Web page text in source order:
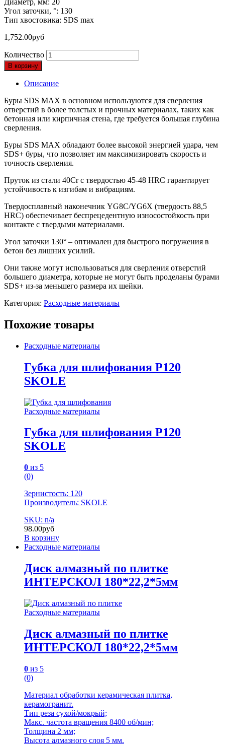
Угол заточки, °: 130
Тип хвостовика: SDS max
1,752.00руб
Количество
В корзину
Описание
Буры SDS MAX в основном используются для сверления
отверстий в более толстых и прочных материалах, таких как
бетонная или кирпичная стена, где требуется большая глубина
сверления.
Буры SDS MAX обладают более высокой энергией удара, чем
SDS+ буры, что позволяет им максимизировать скорость и
точность сверления.
Пруток из стали 40Cr с твердостью 45-48 HRC гарантирует
устойчивость к изгибам и вибрациям.
Твердосплавный наконечник YG8C/YG6X (твердость 88,5
HRC) обеспечивает беспрецедентную износостойкость при
контакте с твердыми материалами.
Угол заточки 130° – оптимален для быстрого погружения в
бетон без лишних усилий.
Они также могут использоваться для сверления отверстий
большего диаметра, которые не могут быть проделаны бурами
SDS+ из-за меньшего размера их шейки.
Категория: Расходные материалы
Похожие товары
Расходные материалы
Губка для шлифования Р120
SKOLE
Расходные материалы
Губка для шлифования Р120
SKOLE
0 из 5
(0)
Зернистость: 120
Производитель: SKOLE
SKU: n/a
98.00руб
В корзину
Расходные материалы
Диск алмазный по плитке
ИНТЕРСКОЛ 180*22,2*5мм
Расходные материалы
Диск алмазный по плитке
ИНТЕРСКОЛ 180*22,2*5мм
0 из 5
(0)
Материал обработки керамическая плитка,
керамогранит.
Тип реза сухой/мокрый;
Макс. частота вращения 8400 об/мин;
Толщина 2 мм;
Высота алмазного слоя 5 мм.